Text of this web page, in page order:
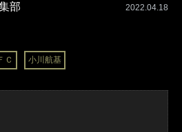
部 2022.04.18
Ｃ 小川航基